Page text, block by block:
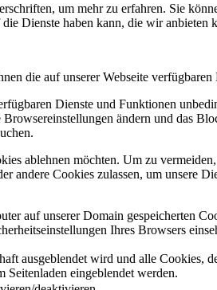
um mehr zu erfahren. Sie
Dienste haben kann, die wir anbieten
die auf unserer Webseite
Dienste und Funktionen
ändern und das
ablehnen möchten. Um zu
andere Cookies zulassen, um unsere
auf unserer Domain gespeicherten
Ihres Browsers
ausgeblendet wird und alle Cookies,
eingeblendet werden.